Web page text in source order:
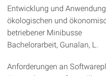
Entwicklung und
ökologischen und
betriebener Minibusse
Bachelorarbeit, Gunalan, L.
Anforderungen an